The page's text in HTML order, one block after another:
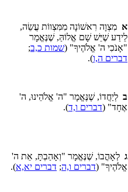
א מִצְוָה רִאשׁוֹנָה מִמִּצְווֹת עֲשֵׂה,
לֵידַע שֶׁיֵּשׁ שָׁם אֱלוֹהַּ, שֶׁנֶּאֱמָר
"אָנֹכִי ה' אֱלֹהֶיךָ" (שמות כ,ב;
דברים ה,ו).
ב לְיַחֲדוֹ, שֶׁנֶּאֱמָר "ה' אֱלֹהֵינוּ, ה'
אֶחָד" (דברים ו,ד).
ג לְאָהֳבוֹ, שֶׁנֶּאֱמָר "וְאָהַבְתָּ, אֵת ה'
אֱלֹהֶיךָ" (דברים ו,ה; דברים יא,א).